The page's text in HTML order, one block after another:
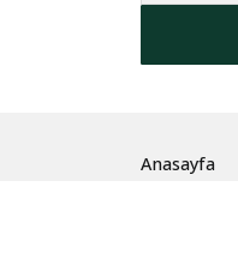
Anasayfa